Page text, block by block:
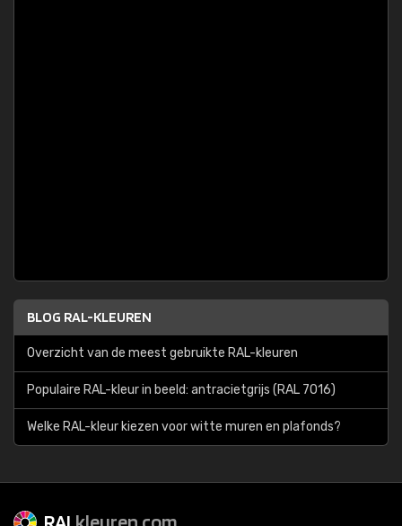
BLOG RAL-KLEUREN
Overzicht van de meest gebruikte RAL-kleuren
Populaire RAL-kleur in beeld: antracietgrijs (RAL 7016)
Welke RAL-kleur kiezen voor witte muren en plafonds?